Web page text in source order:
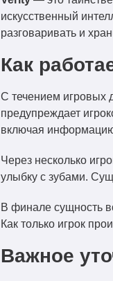
искусственный
разговаривать и
Как
С течением игровых
предупреждает
включая
Через несколько
улыбку с зубами.
В финале сущность
Как только игрок
Важное